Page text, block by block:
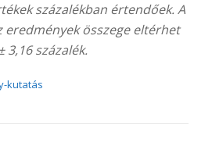
százalékban értendőek. A
eredmények összege eltérhet
3,16 százalék.
kutatás